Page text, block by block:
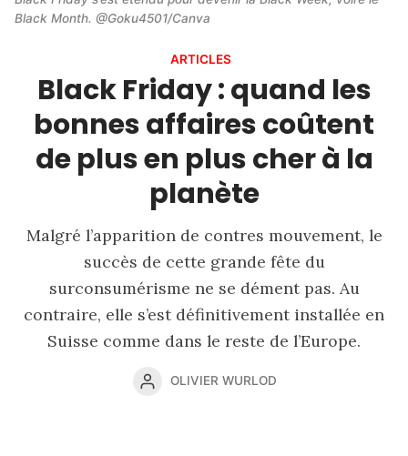
ARTICLES
Black Friday : quand les
bonnes affaires coûtent
de plus en plus cher à la
planète
Malgré l’apparition de contres mouvement, le
succès de cette grande fête du
surconsumérisme ne se dément pas. Au
contraire, elle s’est définitivement installée en
Suisse comme dans le reste de l’Europe.
OLIVIER WURLOD
Black Month. @Goku4501/Canva